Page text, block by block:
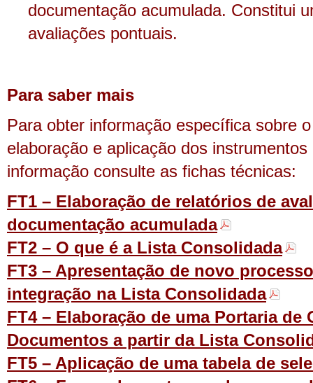
documentação acumulada. Constitui
avaliações pontuais.
Para saber mais
Para obter informação específica sobre
elaboração e aplicação dos
informação consulte as fichas técnicas:
FT1 – Elaboração de relatórios de
documentação acumulada
FT2 – O que é a Lista Consolidada
FT3 – Apresentação de novo
integração na Lista Consolidada
FT4 – Elaboração de uma Portaria de
Documentos a partir da Lista
FT5 – Aplicação de uma tabela de